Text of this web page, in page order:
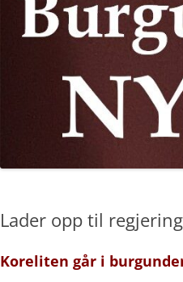
Lader opp til
Koreliten går i